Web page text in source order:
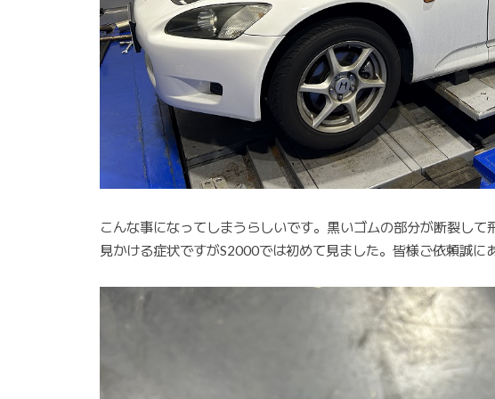
こんな事になってしまうらしいです。黒いゴムの部分が断裂し
見かける症状ですがS2000では初めて見ました。皆様ご依頼誠に